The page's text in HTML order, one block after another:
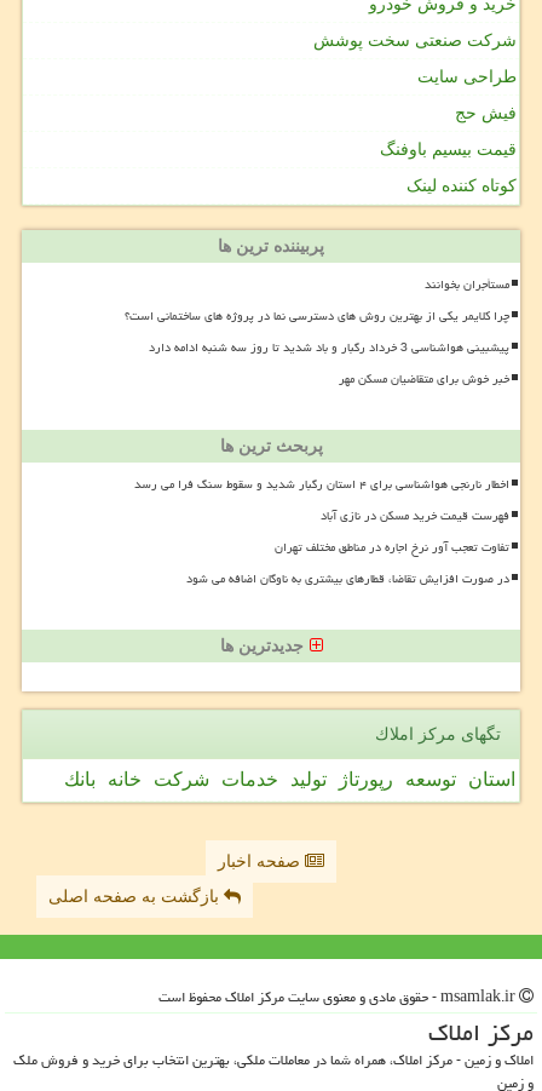
خرید و فروش خودرو
شرکت صنعتی سخت پوشش
طراحی سایت
فیش حج
قیمت بیسیم باوفنگ
کوتاه کننده لینک
پربیننده ترین ها
مستأجران بخوانند
چرا کلایمر یکی از بهترین روش های دسترسی نما در پروژه های ساختمانی است؟
پیشبینی هواشناسی 3 خرداد رگبار و باد شدید تا روز سه شنبه ادامه دارد
خبر خوش برای متقاضیان مسکن مهر
پربحث ترین ها
اخطار نارنجی هواشناسی برای ۴ استان رگبار شدید و سقوط سنگ فرا می رسد
فهرست قیمت خرید مسکن در نازی آباد
تفاوت تعجب آور نرخ اجاره در مناطق مختلف تهران
در صورت افزایش تقاضا، قطارهای بیشتری به ناوگان اضافه می شود
جدیدترین ها
تگهای مركز املاك
استان توسعه رپورتاژ تولید خدمات شركت خانه بانك
صفحه اخبار
بازگشت به صفحه اصلی
مركز املاك
املاک و زمین - مرکز املاک، همراه شما در معاملات ملکی، بهترین انتخاب برای خرید و فروش ملک
و زمین